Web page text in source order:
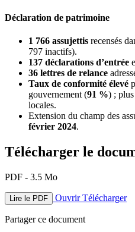
Déclaration de patrimoine
1 766 assujettis recensés
797 inactifs).
137 déclarations d’entrée
36 lettres de relance
Taux de conformité élevé
gouvernement (91 %) ;
locales.
Extension du champ des
février 2024.
Télécharger le
PDF - 3.5 Mo
Lire le PDF OuvrirTélécharger
Partager ce document